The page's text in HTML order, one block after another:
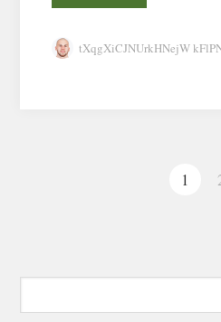
tXqgXiCJNUrkHNejW
1